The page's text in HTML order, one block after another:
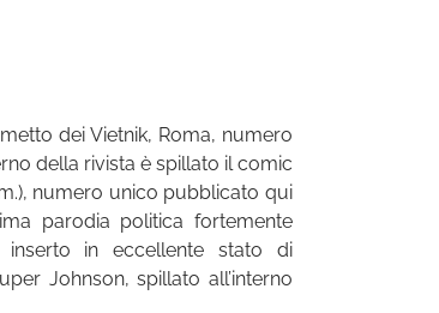
dei Vietnik, Roma, numero
della rivista è spillato il comic
numero unico pubblicato qui
parodia politica fortemente
inserto in eccellente stato di
Johnson, spillato all’interno